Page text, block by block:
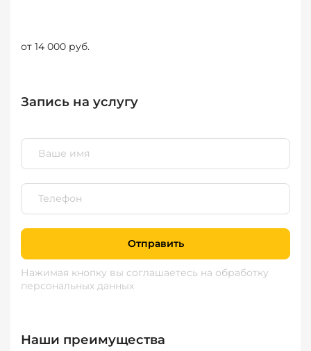
от 14 000 руб.
Запись на услугу
Отправить
Нажимая кнопку вы соглашаетесь на обработку
персональных данных
Наши преимущества